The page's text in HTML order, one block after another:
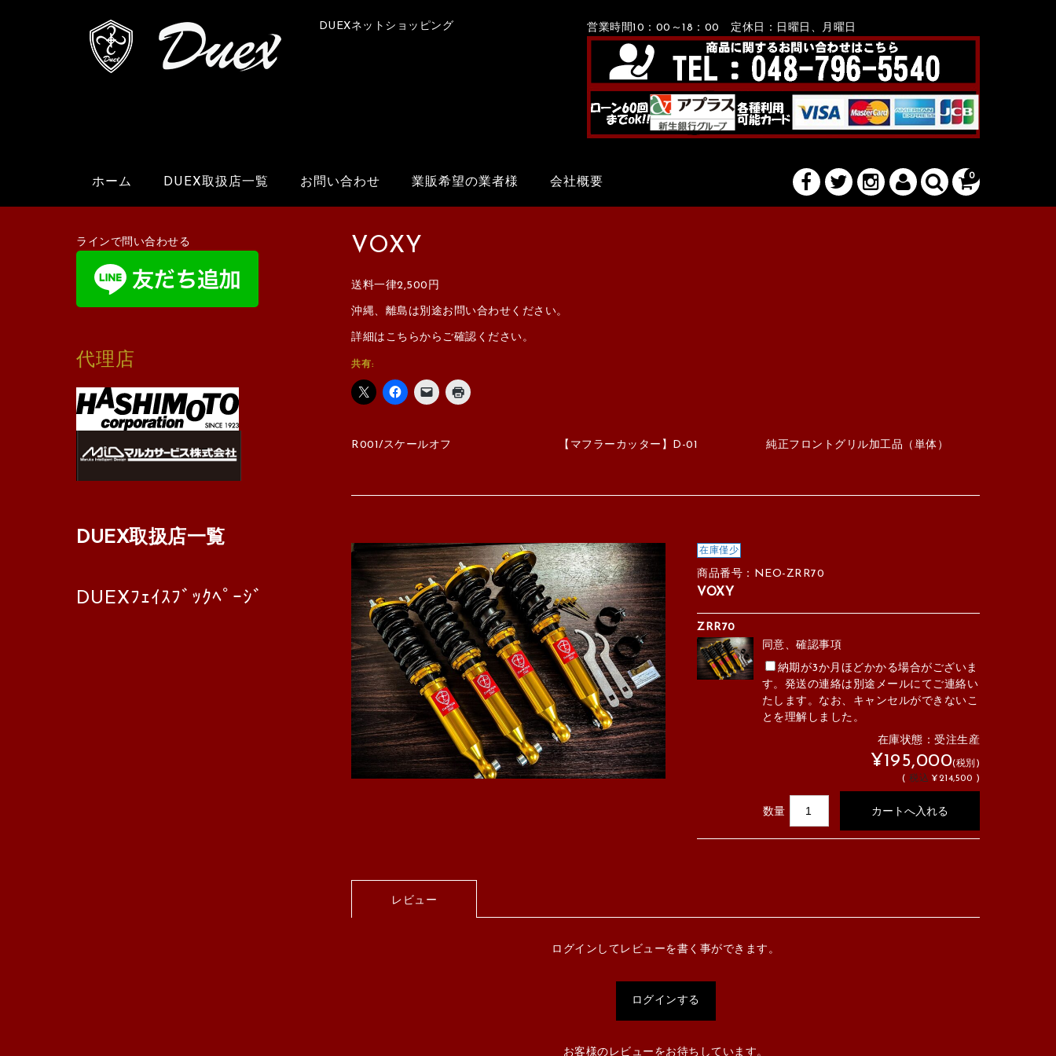
DUEXネットショッピング 営業時間10：00～18：00 定休日：日曜日、月曜日
0
ホーム DUEX取扱店一覧 お問い合わせ 業販希望の業者様 会社概要
VOXY
送料一律2,500円
沖縄、離島は別途お問い合わせください。
詳細はこちらからご確認ください。
共有:
R001/スケールオフ 【マフラーカッター】D-01 純正フロントグリル加工品（単体）
在庫僅少
商品番号：NEO-ZRR70
VOXY
ZRR70
同意、確認事項
納期が3か月ほどかかる場合がございま
す。発送の連絡は別途メールにてご連絡い
たします。なお、キャンセルができないこ
とを理解しました。
在庫状態：受注生産
¥195,000(税別)
( 税込 ¥214,500 )
数量
レビュー
ログインしてレビューを書く事ができます。
ログインする
お客様のレビューをお待ちしています。
ラインで問い合わせる
代理店
DUEX取扱店一覧
DUEXﾌｪｲｽﾌﾞｯｸﾍﾟｰｼﾞ